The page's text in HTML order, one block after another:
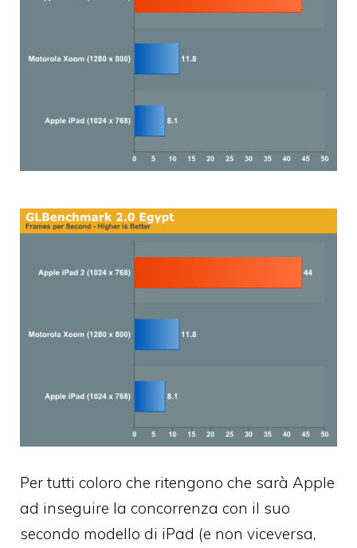
Per tutti coloro che ritengono che sarà Apple
ad inseguire la concorrenza con il suo
secondo modello di iPad (e non viceversa,